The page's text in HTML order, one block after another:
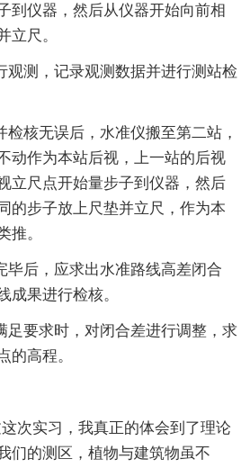
到仪器，然后从仪器开始向前相
立尺。
测，记录观测数据并进行测站检
核无误后，水准仪搬至第二站，
动作为本站后视，上一站的后视
立尺点开始量步子到仪器，然后
的步子放上尺垫并立尺，作为本
推。
后，应求出水准路线高差闭合
成果进行检核。
要求时，对闭合差进行调整，求
的高程。
实习，我真正的体会到了理论
们的测区，植物与建筑物虽不